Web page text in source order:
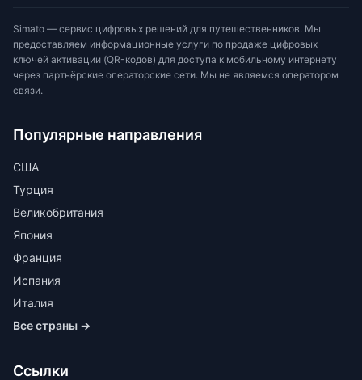
Simato — сервис цифровых решений для путешественников. Мы
предоставляем информационные услуги по продаже цифровых
ключей активации (QR-кодов) для доступа к мобильному интернету
через партнёрские операторские сети. Мы не являемся оператором
связи.
Популярные направления
США
Турция
Великобритания
Япония
Франция
Испания
Италия
Все страны →
Ссылки